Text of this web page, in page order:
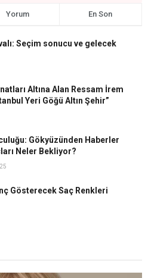
Yorum En Son
Seçim sonucu ve gelecek
Altına Alan Ressam İrem
Yeri Göğü Altın Şehir”
Gökyüzünden Haberler
Neler Bekliyor?
Gösterecek Saç Renkleri